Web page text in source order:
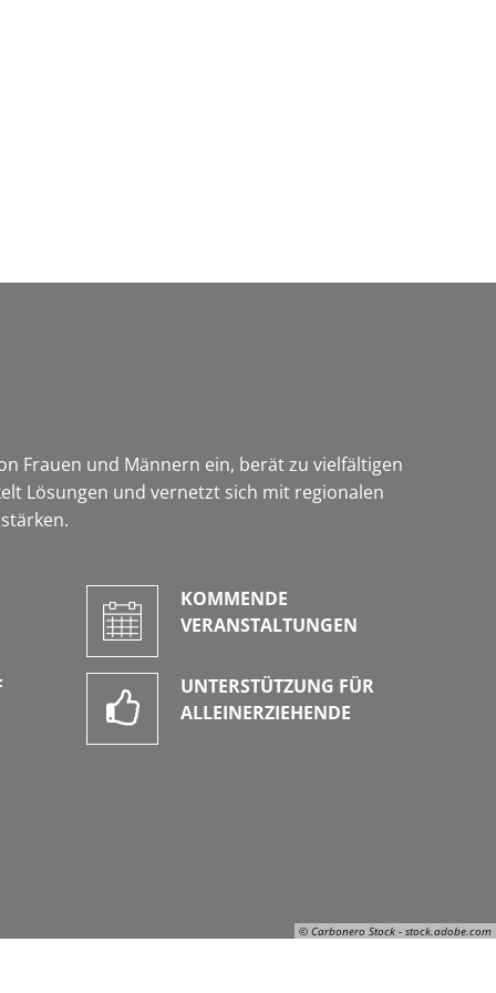
© Carbonero Stock - stock.adobe.com
Frauen und Männern ein, berät zu vielfältigen
Lösungen und vernetzt sich mit regionalen
KOMMENDE
VERANSTALTUNGEN
UNTERSTÜTZUNG FÜR
ALLEINERZIEHENDE